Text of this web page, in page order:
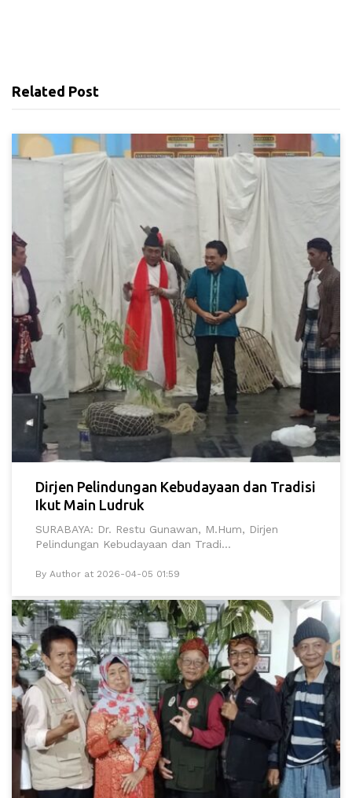
Related Post
Dirjen Pelindungan Kebudayaan dan Tradisi
Ikut Main Ludruk
SURABAYA: Dr. Restu Gunawan, M.Hum, Dirjen
Pelindungan Kebudayaan dan Tradi...
By Author at 2026-04-05 01:59